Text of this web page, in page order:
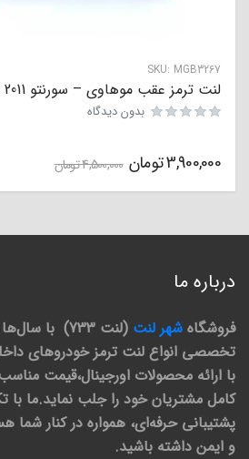
SKU: MGB3267
لنت ترمز عقب موهاوی – سورنتو 2011 تا 2015 میراژ MIRAGE
بدون دیدگاه
3,900,000تومان 4,500,000تومان
درباره ما
فروشگاه شهر لنت
(لنت 733) با
تخصصی انواع لنت ترمز خودروهای
با ارائه محصولات اورجینال،قیمت
کامل مشتریان خود را جلب نماید.ما با
پشتیبانی حرفه‌ای، همواره در کنار شما
و ایمن داشته باشید.